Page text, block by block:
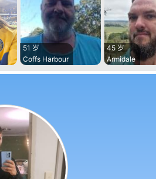
51 岁
Coffs Harbour
45 岁
Armidale